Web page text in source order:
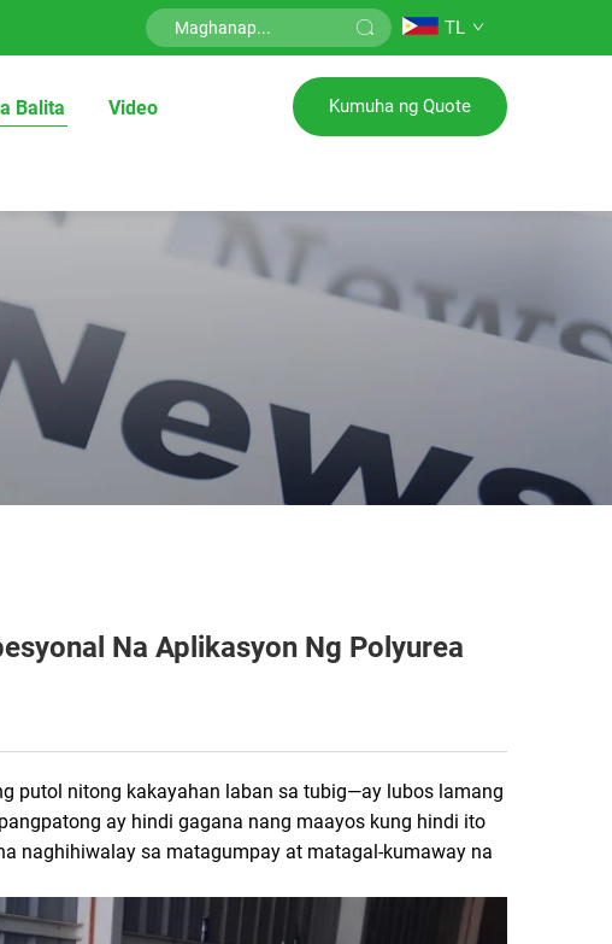
TL
Balita Video Kumuha ng Quote
Na Aplikasyon Ng Polyurea
putol nitong kakayahan laban sa tubig—ay lubos lamang
ay hindi gagana nang maayos kung hindi ito
naghihiwalay sa matagumpay at matagal-kumaway na